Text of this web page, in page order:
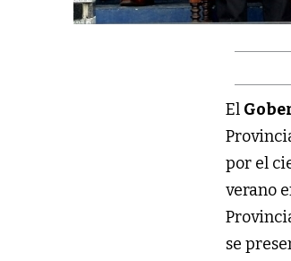
El
por el
verano
se